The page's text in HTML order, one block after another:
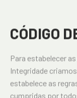
CÓDIGO
Para estabelecer
Integridade
estabelece as
cumpridas por